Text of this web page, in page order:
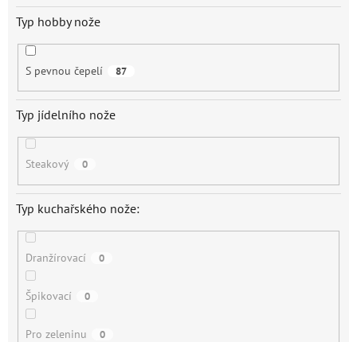
Typ hobby nože
S pevnou čepelí 87
Typ jídelního nože
Steakový 0
Typ kuchařského nože:
Dranžírovací 0
Špikovací 0
Pro zeleninu 0